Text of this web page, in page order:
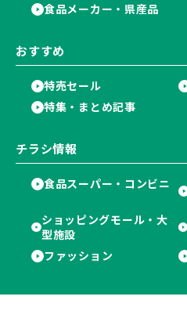
食品メーカー・県産品
おすすめ
特売セール
特集・まとめ記事
チラシ情報
食品スーパー・コンビニ
ショッピングモール・大
型施設
ファッション